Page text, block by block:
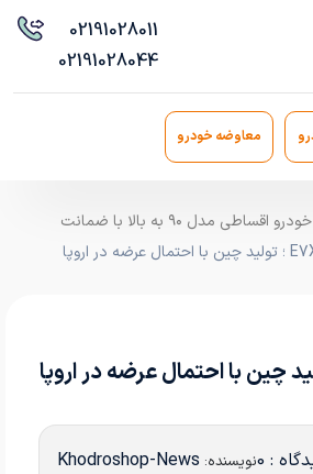
02191028011
02191028044
معاوضه خودرو
خودرو شاپ، خرید و فروش خودرو اقساطی مدل ۹۰ به بالا با ضمانت
: 0 نویسنده: Khodroshop-News